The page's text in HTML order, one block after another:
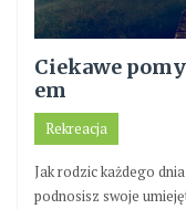
Ciekawe
em
Rekreacja
Jak rodzic każdego
podnosisz swoje